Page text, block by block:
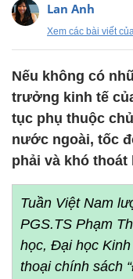
Lan Anh
Xem các bài viết
Nếu không có
trưởng kinh tế
tục phụ thuộc
nước ngoài, tốc
phải và khó
Tuần Việt Nam
PGS.TS Phạm
học, Đại học
thoại chính sách